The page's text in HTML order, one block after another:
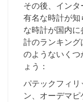
その後、イン
有名な時計が
な時計が国内
計のランキン
のようないく
ょう：
パテックフィリ
ン、オーデマ